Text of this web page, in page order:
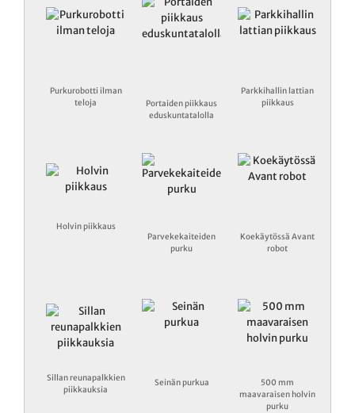
Purkurobotti ilman
teloja
Portaiden piikkaus
eduskuntatalolla
Parkkihallin lattian
piikkaus
Holvin piikkaus
Parvekekaiteiden
purku
Koekäytössä Avant
robot
Sillan reunapalkkien
piikkauksia
Seinän purkua
500 mm
maavaraisen holvin
purku